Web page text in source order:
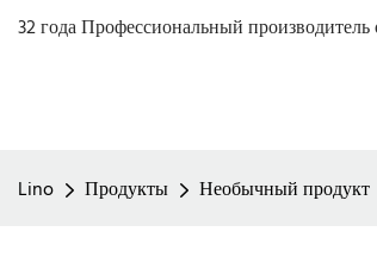
32 года Профессиональный производитель
Lino Продукты Необычный продукт